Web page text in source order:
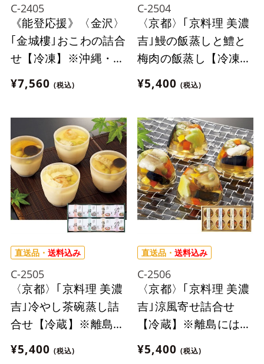
C-2405
《能登応援》〈金沢〉
｢金城樓｣おこわの詰合
せ【冷凍】※沖縄・離
島にはお届け出来ませ
ん。
¥7,560 (税込)
C-2504
〈京都〉｢京料理 美濃
吉｣鰻の飯蒸しと鱧と
梅肉の飯蒸し【冷凍】
※離島にはお届け出来
ません。
¥5,400 (税込)
直送品・ 送料込み
C-2505
〈京都〉｢京料理 美濃
吉｣冷やし茶碗蒸し詰
合せ【冷蔵】※離島に
はお届け出来ません。
¥5,400 (税込)
直送品・ 送料込み
C-2506
〈京都〉｢京料理 美濃
吉｣涼風寄せ詰合せ
【冷蔵】※離島にはお
届け出来ません。
¥5,400 (税込)